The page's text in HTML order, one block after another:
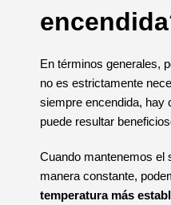
En términos generales,
no es estrictamente
siempre encendida, hay
puede resultar
Cuando mantenemos el
manera constante,
temperatura más